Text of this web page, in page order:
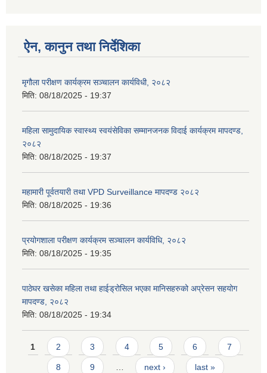
ऐन, कानुन तथा निर्देशिका
मृगौला परीक्षण कार्यक्रम सञ्चालन कार्यविधी, २०८२
मिति: 08/18/2025 - 19:37
महिला सामुदायिक स्वास्थ्य स्वयंसेविका सम्मानजनक विदाई कार्यक्रम मापदण्ड,
२०८२
मिति: 08/18/2025 - 19:37
महामारी पूर्वतयारी तथा VPD Surveillance मापदण्ड २०८२
मिति: 08/18/2025 - 19:36
प्रयोगशाला परीक्षण कार्यक्रम सञ्चालन कार्यविधि, २०८२
मिति: 08/18/2025 - 19:35
पाठेघर खसेका महिला तथा हाईड्रोसिल भएका मानिसहरुको अप्रेसन सहयोग
मापदण्ड, २०८२
मिति: 08/18/2025 - 19:34
Pages
1 2 3 4 5 6 7
8 9 … next › last »